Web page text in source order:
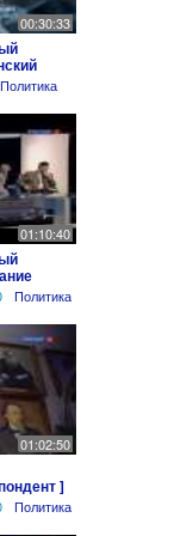
00:30:33
Политика
01:10:40
Политика
01:02:50
]
Политика